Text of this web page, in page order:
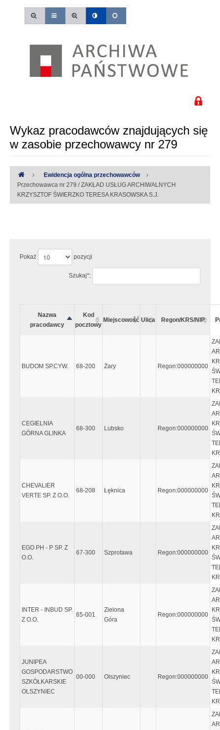
Wykaz pracodawców znajdujących się
w zasobie przechowawcy nr 279
Ewidencja ogólna przechowawców
Przechowawca nr 279 / ZAKŁAD USŁUG ARCHIWALNYCH
KRZYSZTOF ŚWIERZKO TERESA KRASOWSKA S.J.
Pokaż pozycji
Szukaj*:
Nazwa
pracodawcy
Kod
pocztowy
Miejscowość Ulica Regon/KRS/NIP
BUDOM SP.CYW. 68-200 Żary Regon:000000000
CEGIELNIA
GÓRNA GLINKA
68-300 Lubsko Regon:000000000
CHEVALIER
VERTE SP. Z O.O.
68-208 Łęknica Regon:000000000
EGO PH - P SP. Z
O.O.
67-300 Szprotawa Regon:000000000
INTER - INBUD SP.
Z O.O.
65-001
Zielona
Góra
Regon:000000000
JUNIPEA
GOSPODARSTWO
SZKÓŁKARSKIE
OLSZYNIEC
00-000 Olszyniec Regon:000000000